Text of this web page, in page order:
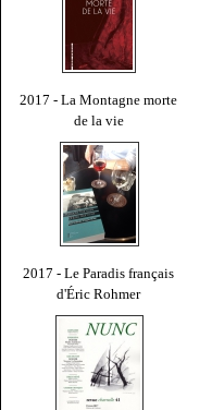
2017 - La Montagne morte
de la vie
2017 - Le Paradis français
d'Éric Rohmer